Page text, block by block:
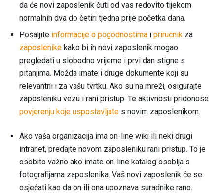
da će novi zaposlenik čuti od vas redovito tijekom
normalnih dva do četiri tjedna prije početka dana.
Pošaljite informacije o pogodnostima i priručnik za
zaposlenike kako bi ih novi zaposlenik mogao
pregledati u slobodno vrijeme i prvi dan stigne s
pitanjima. Možda imate i druge dokumente koji su
relevantni i za vašu tvrtku. Ako su na mreži, osigurajte
zaposleniku vezu i rani pristup. Te aktivnosti pridonose
povjerenju koje uspostavljate s novim zaposlenikom.
Ako vaša organizacija ima on-line wiki ili neki drugi
intranet, predajte novom zaposleniku rani pristup. To je
osobito važno ako imate on-line katalog osoblja s
fotografijama zaposlenika. Vaš novi zaposlenik će se
osjećati kao da on ili ona upoznava suradnike rano.